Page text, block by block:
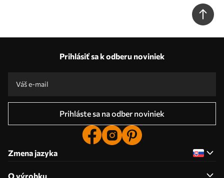
Prihlásiť sa k odberu noviniek
Prihláste sa na odber noviniek
Zmena jazyka
O výrobku